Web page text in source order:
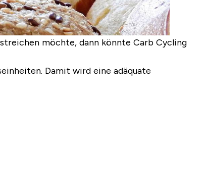
streichen möchte, dann könnte Carb Cycling
Damit wird eine adäquate